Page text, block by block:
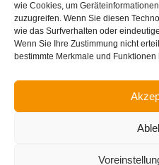
wie Cookies, um
zuzugreifen. Wenn Sie diesen
wie das Surfverhalten oder
Wenn Sie Ihre Zustimmung nicht
bestimmte Merkmale und